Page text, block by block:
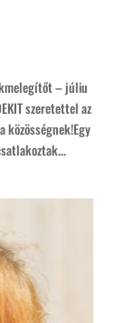
– júliu
szeretettel az
közösségnek!Egy